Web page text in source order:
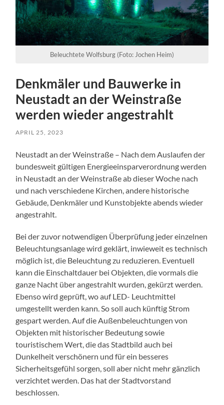
Beleuchtete Wolfsburg (Foto: Jochen Heim)
Denkmäler und Bauwerke in
Neustadt an der Weinstraße
werden wieder angestrahlt
APRIL 25, 2023
Neustadt an der Weinstraße – Nach dem Auslaufen der
bundesweit gültigen Energieeinsparverordnung werden
in Neustadt an der Weinstraße ab dieser Woche nach
und nach verschiedene Kirchen, andere historische
Gebäude, Denkmäler und Kunstobjekte abends wieder
angestrahlt.
Bei der zuvor notwendigen Überprüfung jeder einzelnen
Beleuchtungsanlage wird geklärt, inwieweit es technisch
möglich ist, die Beleuchtung zu reduzieren. Eventuell
kann die Einschaltdauer bei Objekten, die vormals die
ganze Nacht über angestrahlt wurden, gekürzt werden.
Ebenso wird geprüft, wo auf LED- Leuchtmittel
umgestellt werden kann. So soll auch künftig Strom
gespart werden. Auf die Außenbeleuchtungen von
Objekten mit historischer Bedeutung sowie
touristischem Wert, die das Stadtbild auch bei
Dunkelheit verschönern und für ein besseres
Sicherheitsgefühl sorgen, soll aber nicht mehr gänzlich
verzichtet werden. Das hat der Stadtvorstand
beschlossen.